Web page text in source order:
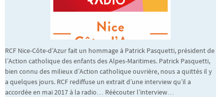
RCF Nice-Côte-d’Azur fait un hommage à Patrick Pasquetti, président de
l’Action catholique des enfants des Alpes-Maritimes. Patrick Pasquetti,
bien connu des milieux d’Action catholique ouvrière, nous a quittés il y
a quelques jours. RCF rediffuse un extrait d’une interview qu’il a
accordée en mai 2017 à la radio… Réécouter l’interview…